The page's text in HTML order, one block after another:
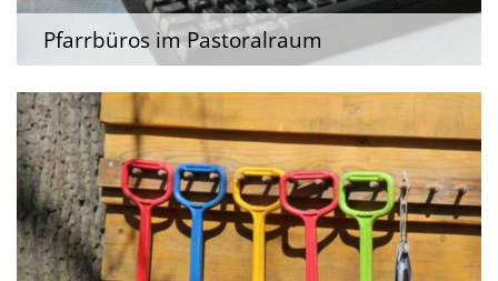
Pfarrbüros im Pastoralraum